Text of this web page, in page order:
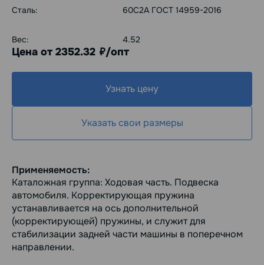
Сталь: 60С2А ГОСТ 14959-2016
Вес: 4.52
Цена от 2352.32 руб./опт
Узнать цену
Указать свои размеры
Применяемость:
Каталожная группа: Ходовая часть. Подвеска
автомобиля. Корректирующая пружина
устанавливается на ось дополнительной
(корректирующей) пружины, и служит для
стабилизации задней части машины в поперечном
направлении.